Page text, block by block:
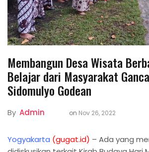
Membangun Desa Wisata
Belajar dari Masyarakat
Sidomulyo Godean
By Admin on Nov 26, 2022
Yogyakarta (gugat.id) – Ada yang